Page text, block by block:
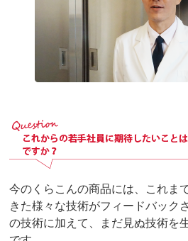
今のくらこんの商品には、これま
きた様々な技術がフィードバック
の技術に加えて、まだ見ぬ技術を